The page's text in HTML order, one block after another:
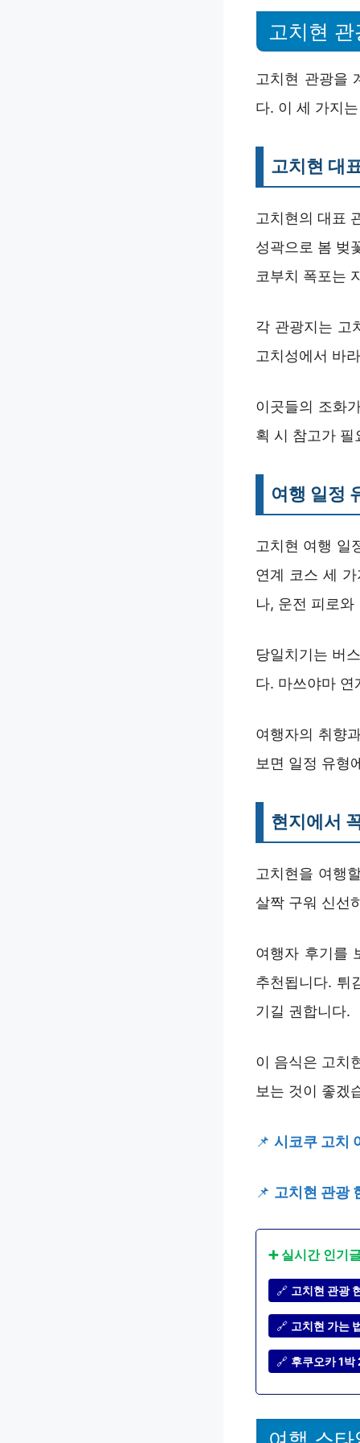
고치현
고치현 관광을
다. 이 세 가지
고치현 대
고치현의 대표
성곽으로 봄 벚
코부치 폭포는
각 관광지는 고
고치성에서 바
이곳들의 조화
획 시 참고가 필
여행 일정
고치현 여행 일
연계 코스 세
나, 운전 피로
당일치기는 버
다. 마쓰야마
여행자의 취향
보면 일정 유형
현지에서
고치현을 여행
살짝 구워 신선
여행자 후기를
추천됩니다. 튀
기길 권합니다.
이 음식은 고치
보는 것이 좋겠
📌 시코쿠 고치
📌 고치현 관광
➕ 실시간 인기
🔗 고치현 관광
🔗 고치현 가는
🔗 후쿠오카 1박